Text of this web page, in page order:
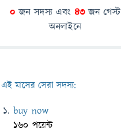
0 জন সদস্য এবং 43জন গেস্ট
অনলাইনে
এই মাসের সেরা সদস্য:
buy now
160 পয়েন্ট